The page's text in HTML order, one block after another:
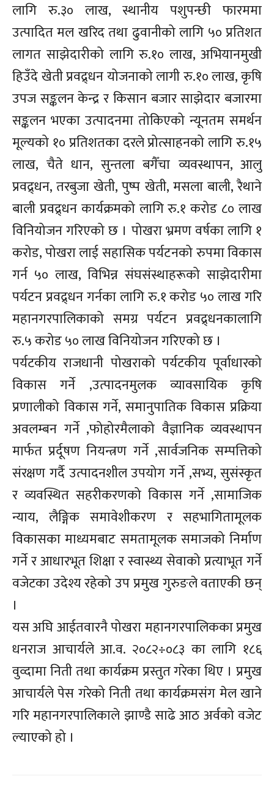
लागि रु.३० लाख, स्थानीय पशुपन्छी फारममा
उत्पादित मल खरिद तथा ढुवानीको लागि ५० प्रतिशत
लागत साझेदारीको लागि रु.१० लाख, अभियानमुखी
हिउँदे खेती प्रवद्र्धन योजनाको लागी रु.१० लाख, कृषि
उपज सङ्कलन केन्द्र र किसान बजार साझेदार बजारमा
सङ्कलन भएका उत्पादनमा तोकिएको न्यूनतम समर्थन
मूल्यको १० प्रतिशतका दरले प्रोत्साहनको लागि रु.१५
लाख, चैते धान, सुन्तला बगैँचा व्यवस्थापन, आलु
प्रवद्र्धन, तरबुजा खेती, पुष्प खेती, मसला बाली, रैथाने
बाली प्रवद्र्धन कार्यक्रमको लागि रु.१ करोड ८० लाख
विनियोजन गरिएको छ । पोखरा भ्रमण वर्षका लागि १
करोड, पोखरा लाई सहासिक पर्यटनको रुपमा विकास
गर्न ५० लाख, विभिन्न संघसंस्थाहरूको साझेदारीमा
पर्यटन प्रवद्र्धन गर्नका लागि रु.१ करोड ५० लाख गरि
महानगरपालिकाको समग्र पर्यटन प्रवद्र्धनकालागि
रु.५ करोड ५० लाख विनियोजन गरिएको छ ।
पर्यटकीय राजधानी पोखराको पर्यटकीय पूर्वाधारको
विकास गर्ने ,उत्पादनमुलक व्यावसायिक कृषि
प्रणालीको विकास गर्ने, समानुपातिक विकास प्रक्रिया
अवलम्बन गर्ने ,फोहोरमैलाको वैज्ञानिक व्यवस्थापन
मार्फत प्रर्दूषण नियन्त्रण गर्ने ,सार्वजनिक सम्पत्तिको
संरक्षण गर्दै उत्पादनशील उपयोग गर्ने ,सभ्य, सुसंस्कृत
र व्यवस्थित सहरीकरणको विकास गर्ने ,सामाजिक
न्याय, लैङ्गिक समावेशीकरण र सहभागितामूलक
विकासका माध्यमबाट समतामूलक समाजको निर्माण
गर्ने र आधारभूत शिक्षा र स्वास्थ्य सेवाको प्रत्याभूत गर्ने
वजेटका उदेश्य रहेको उप प्रमुख गुरुङले वताएकी छन्
।
यस अघि आईतवारनै पोखरा महानगरपालिकका प्रमुख
धनराज आचार्यले आ.व. २०८२÷०८३ का लागि १८६
वुव्दामा निती तथा कार्यक्रम प्रस्तुत गरेका थिए । प्रमुख
आचार्यले पेस गरेको निती तथा कार्यक्रमसंग मेल खाने
गरि महानगरपालिकाले झाण्डै साढे आठ अर्वको वजेट
ल्याएको हो ।